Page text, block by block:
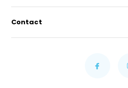
Contact